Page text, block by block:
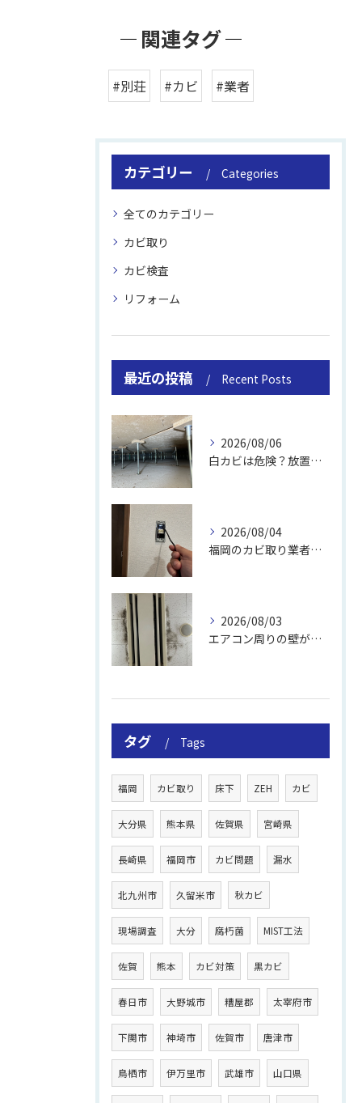
関連タグ
#別荘 #カビ #業者
カテゴリー Categories
全てのカテゴリー
カビ取り
カビ検査
リフォーム
最近の投稿 Recent Posts
2026/08/06
白カビは危険？放置のリスクと取り方
2026/08/04
福岡のカビ取り業者おすすめの選び方と費用
2026/08/03
エアコン周りの壁が結露しやすい理由
タグ Tags
福岡 カビ取り 床下 ZEH カビ
大分県 熊本県 佐賀県 宮崎県
長崎県 福岡市 カビ問題 漏水
北九州市 久留米市 秋カビ
現場調査 大分 腐朽菌 MIST工法
佐賀 熊本 カビ対策 黒カビ
春日市 大野城市 糟屋郡 太宰府市
下関市 神埼市 佐賀市 唐津市
鳥栖市 伊万里市 武雄市 山口県